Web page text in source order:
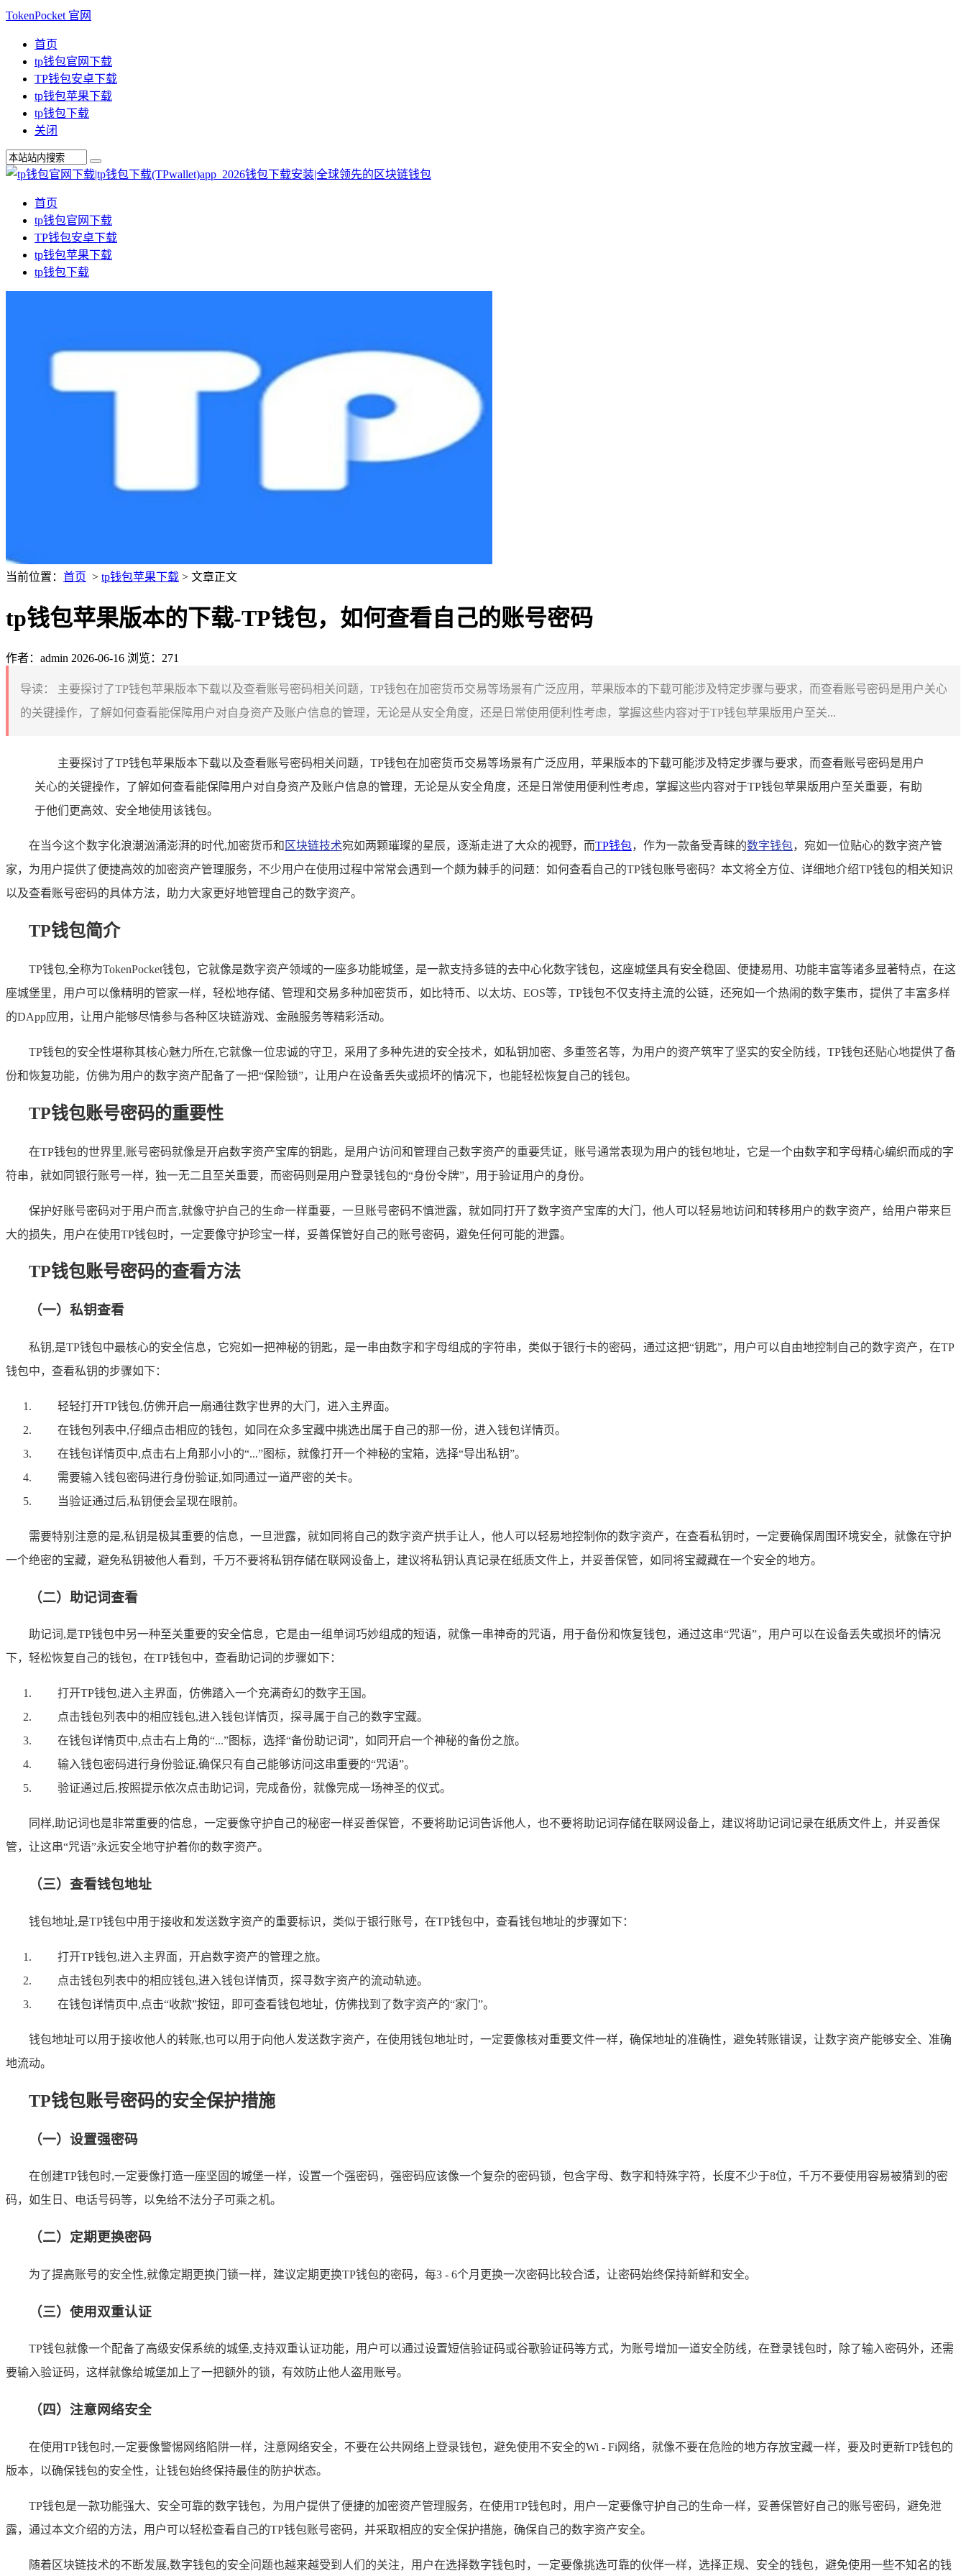
TokenPocket 官网
首页
tp钱包官网下载
TP钱包安卓下载
tp钱包苹果下载
tp钱包下载
关闭
首页
tp钱包官网下载
TP钱包安卓下载
tp钱包苹果下载
tp钱包下载
当前位置： 首页 > tp钱包苹果下载 > 文章正文
tp钱包苹果版本的下载-TP钱包，如何查看自己的账号密码
作者：admin 2026-06-16 浏览：271
导读：
主要探讨了TP钱包苹果版本下载以及查看账号密码相关问题，TP钱包在加密货币交易等场景有广泛应用，苹果版本的下载可能涉及特定步骤与要求，而查看账号密码是用户关心
的关键操作，了解如何查看能保障用户对自身资产及账户信息的管理，无论是从安全角度，还是日常使用便利性考虑，掌握这些内容对于TP钱包苹果版用户至关...
主要探讨了TP钱包苹果版本下载以及查看账号密码相关问题，TP钱包在加密货币交易等场景有广泛应用，苹果版本的下载可能涉及特定步骤与要求，而查看账号密码是用户
关心的关键操作，了解如何查看能保障用户对自身资产及账户信息的管理，无论是从安全角度，还是日常使用便利性考虑，掌握这些内容对于TP钱包苹果版用户至关重要，有助
于他们更高效、安全地使用该钱包。
在当今这个数字化浪潮汹涌澎湃的时代,加密货币和 区块链技术宛如两颗璀璨的星辰，逐渐走进了大众的视野，而TP钱包，作为一款备受青睐的数字钱包，宛如一位贴心的数字资产管
家，为用户提供了便捷高效的加密资产管理服务，不少用户在使用过程中常常会遇到一个颇为棘手的问题：如何查看自己的TP钱包账号密码？本文将全方位、详细地介绍TP钱包的相关知识
以及查看账号密码的具体方法，助力大家更好地管理自己的数字资产。
TP钱包简介
TP钱包,全称为TokenPocket钱包，它就像是数字资产领域的一座多功能城堡，是一款支持多链的去中心化数字钱包，这座城堡具有安全稳固、便捷易用、功能丰富等诸多显著特点，在这
座城堡里，用户可以像精明的管家一样，轻松地存储、管理和交易多种加密货币，如比特币、以太坊、EOS等，TP钱包不仅支持主流的公链，还宛如一个热闹的数字集市，提供了丰富多样
的DApp应用，让用户能够尽情参与各种区块链游戏、金融服务等精彩活动。
TP钱包的安全性堪称其核心魅力所在,它就像一位忠诚的守卫，采用了多种先进的安全技术，如私钥加密、多重签名等，为用户的资产筑牢了坚实的安全防线，TP钱包还贴心地提供了备
份和恢复功能，仿佛为用户的数字资产配备了一把“保险锁”，让用户在设备丢失或损坏的情况下，也能轻松恢复自己的钱包。
TP钱包账号密码的重要性
在TP钱包的世界里,账号密码就像是开启数字资产宝库的钥匙，是用户访问和管理自己数字资产的重要凭证，账号通常表现为用户的钱包地址，它是一个由数字和字母精心编织而成的字
符串，就如同银行账号一样，独一无二且至关重要，而密码则是用户登录钱包的“身份令牌”，用于验证用户的身份。
保护好账号密码对于用户而言,就像守护自己的生命一样重要，一旦账号密码不慎泄露，就如同打开了数字资产宝库的大门，他人可以轻易地访问和转移用户的数字资产，给用户带来巨
大的损失，用户在使用TP钱包时，一定要像守护珍宝一样，妥善保管好自己的账号密码，避免任何可能的泄露。
TP钱包账号密码的查看方法
（一）私钥查看
私钥,是TP钱包中最核心的安全信息，它宛如一把神秘的钥匙，是一串由数字和字母组成的字符串，类似于银行卡的密码，通过这把“钥匙”，用户可以自由地控制自己的数字资产，在TP
钱包中，查看私钥的步骤如下：
轻轻打开TP钱包,仿佛开启一扇通往数字世界的大门，进入主界面。
在钱包列表中,仔细点击相应的钱包，如同在众多宝藏中挑选出属于自己的那一份，进入钱包详情页。
在钱包详情页中,点击右上角那小小的“...”图标，就像打开一个神秘的宝箱，选择“导出私钥”。
需要输入钱包密码进行身份验证,如同通过一道严密的关卡。
当验证通过后,私钥便会呈现在眼前。
需要特别注意的是,私钥是极其重要的信息，一旦泄露，就如同将自己的数字资产拱手让人，他人可以轻易地控制你的数字资产，在查看私钥时，一定要确保周围环境安全，就像在守护
一个绝密的宝藏，避免私钥被他人看到，千万不要将私钥存储在联网设备上，建议将私钥认真记录在纸质文件上，并妥善保管，如同将宝藏藏在一个安全的地方。
（二）助记词查看
助记词,是TP钱包中另一种至关重要的安全信息，它是由一组单词巧妙组成的短语，就像一串神奇的咒语，用于备份和恢复钱包，通过这串“咒语”，用户可以在设备丢失或损坏的情况
下，轻松恢复自己的钱包，在TP钱包中，查看助记词的步骤如下：
打开TP钱包,进入主界面，仿佛踏入一个充满奇幻的数字王国。
点击钱包列表中的相应钱包,进入钱包详情页，探寻属于自己的数字宝藏。
在钱包详情页中,点击右上角的“...”图标，选择“备份助记词”，如同开启一个神秘的备份之旅。
输入钱包密码进行身份验证,确保只有自己能够访问这串重要的“咒语”。
验证通过后,按照提示依次点击助记词，完成备份，就像完成一场神圣的仪式。
同样,助记词也是非常重要的信息，一定要像守护自己的秘密一样妥善保管，不要将助记词告诉他人，也不要将助记词存储在联网设备上，建议将助记词记录在纸质文件上，并妥善保
管，让这串“咒语”永远安全地守护着你的数字资产。
（三）查看钱包地址
钱包地址,是TP钱包中用于接收和发送数字资产的重要标识，类似于银行账号，在TP钱包中，查看钱包地址的步骤如下：
打开TP钱包,进入主界面，开启数字资产的管理之旅。
点击钱包列表中的相应钱包,进入钱包详情页，探寻数字资产的流动轨迹。
在钱包详情页中,点击“收款”按钮，即可查看钱包地址，仿佛找到了数字资产的“家门”。
钱包地址可以用于接收他人的转账,也可以用于向他人发送数字资产，在使用钱包地址时，一定要像核对重要文件一样，确保地址的准确性，避免转账错误，让数字资产能够安全、准确
地流动。
TP钱包账号密码的安全保护措施
（一）设置强密码
在创建TP钱包时,一定要像打造一座坚固的城堡一样，设置一个强密码，强密码应该像一个复杂的密码锁，包含字母、数字和特殊字符，长度不少于8位，千万不要使用容易被猜到的密
码，如生日、电话号码等，以免给不法分子可乘之机。
（二）定期更换密码
为了提高账号的安全性,就像定期更换门锁一样，建议定期更换TP钱包的密码，每3 - 6个月更换一次密码比较合适，让密码始终保持新鲜和安全。
（三）使用双重认证
TP钱包就像一个配备了高级安保系统的城堡,支持双重认证功能，用户可以通过设置短信验证码或谷歌验证码等方式，为账号增加一道安全防线，在登录钱包时，除了输入密码外，还需
要输入验证码，这样就像给城堡加上了一把额外的锁，有效防止他人盗用账号。
（四）注意网络安全
在使用TP钱包时,一定要像警惕网络陷阱一样，注意网络安全，不要在公共网络上登录钱包，避免使用不安全的Wi - Fi网络，就像不要在危险的地方存放宝藏一样，要及时更新TP钱包的
版本，以确保钱包的安全性，让钱包始终保持最佳的防护状态。
TP钱包是一款功能强大、安全可靠的数字钱包，为用户提供了便捷的加密资产管理服务，在使用TP钱包时，用户一定要像守护自己的生命一样，妥善保管好自己的账号密码，避免泄
露，通过本文介绍的方法，用户可以轻松查看自己的TP钱包账号密码，并采取相应的安全保护措施，确保自己的数字资产安全。
随着区块链技术的不断发展,数字钱包的安全问题也越来越受到人们的关注，用户在选择数字钱包时，一定要像挑选可靠的伙伴一样，选择正规、安全的钱包，避免使用一些不知名的钱